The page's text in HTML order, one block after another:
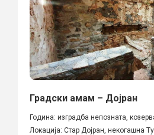
Градски амам – Дојран
Година: изградба непозната,
Локација: Стар Дојран, некогашна